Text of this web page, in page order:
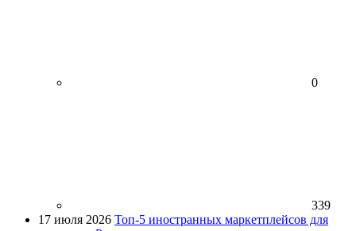
0
339
17 июля 2026 Топ-5 иностранных маркетплейсов для